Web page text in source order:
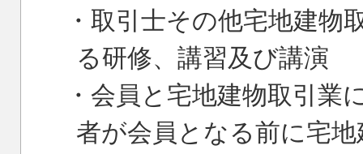
・取引士その他宅地建物
る研修、講習及び講演
・会員と宅地建物取引業
者が会員となる前に宅